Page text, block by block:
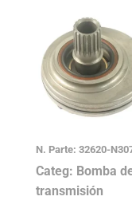
N. Parte: 32620-
Categ: Bomba
transmisión